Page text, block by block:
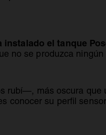
instalado el tanque
no se produzca
más oscura que
conocer su perfil